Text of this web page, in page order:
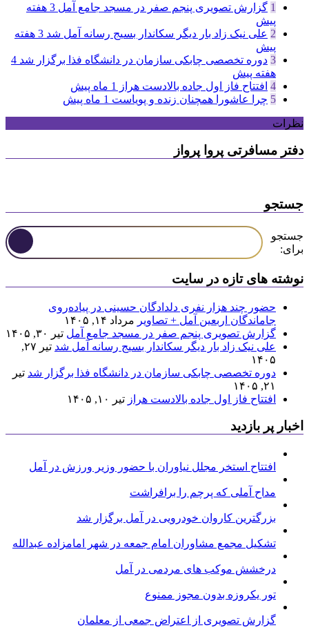
1 گزارش تصویری پنجم صفر در مسجد جامع آمل
3 هفته
پیش
2 علی نیک زاد بار دیگر سکاندار بسیج رسانه آمل شد
3 هفته
پیش
3 دوره تخصصی چابکی سازمان در دانشگاه فذا برگزار شد 4
هفته پیش
4 افتتاح فاز اول جاده بالادست هراز
1 ماه پیش
5 چرا عاشورا همچنان زنده و پویاست 1 ماه پیش
نظرات
دفتر مسافرتی پروا پرواز
جستجو
جستجو
برای:
نوشته های تازه در سایت
حضور چند هزار نفری دلدادگان حسینی در پیاده‌روی
جاماندگان اربعین آمل + تصاویر مرداد ۱۴, ۱۴۰۵
گزارش تصویری پنجم صفر در مسجد جامع آمل تیر ۳۰, ۱۴۰۵
علی نیک زاد بار دیگر سکاندار بسیج رسانه آمل شد
تیر ۲۷,
۱۴۰۵
دوره تخصصی چابکی سازمان در دانشگاه فذا برگزار شد تیر
۲۱, ۱۴۰۵
افتتاح فاز اول جاده بالادست هراز تیر ۱۰, ۱۴۰۵
اخبار پر بازدید
افتتاح استخر مجلل نیاوران با حضور وزیر ورزش در آمل
مداح آملی که پرچم را برافراشت
بزرگترین کاروان خودرویی در آمل برگزار شد
تشکیل مجمع مشاوران امام جمعه در شهر امامزاده عبدالله
درخشش موکب های مردمی در آمل
تور یکروزه بدون مجوز ممنوع
گزارش تصویری از اعتراض جمعی از معلمان